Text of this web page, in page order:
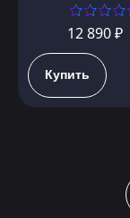
12 890 ₽
Купить